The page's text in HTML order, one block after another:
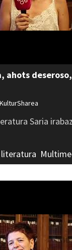
ahots
KulturSharea
Saria
literatura